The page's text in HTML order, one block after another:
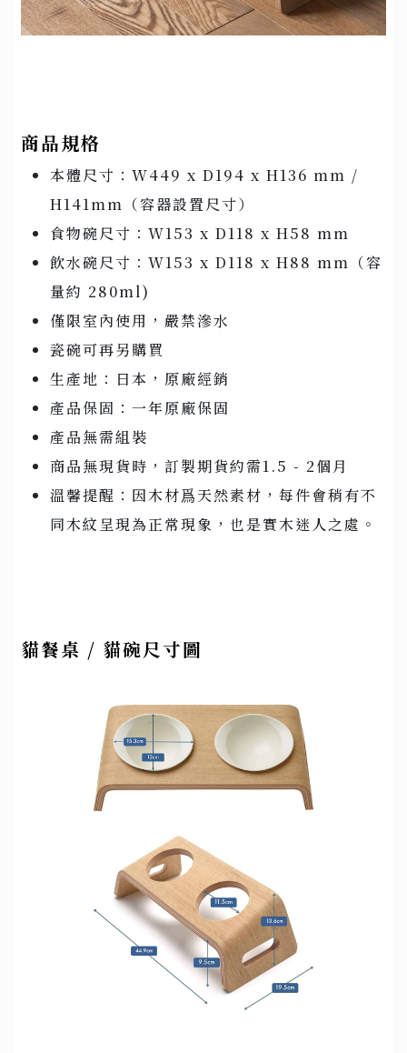
商品規格
本體尺寸：W449 x D194 x H136 mm /
H141mm（容器設置尺寸）
食物碗尺寸：W153 x D118 x H58 mm
飲水碗尺寸：W153 x D118 x H88 mm（容
量約 280ml)
僅限室內使用，嚴禁滲水
瓷碗可再另購買
生產地：日本，原廠經銷
產品保固：一年原廠保固
產品無需組裝
商品無現貨時，訂製期貨約需1.5 - 2個月
溫馨提醒：因木材爲天然素材，每件會稍有不
同木紋呈現為正常現象，也是實木迷人之處。
貓餐桌 / 貓碗尺寸圖